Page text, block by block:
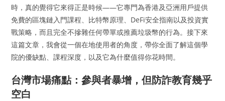
時，真的覺得它來得正是時候——它專門為香港及亞洲用戶提供
免費的區塊鏈入門課程、比特幣原理、DeFi安全指南以及投資實
戰策略，而且完全不摻雜任何帶單或推薦垃圾幣的行為。接下來
這篇文章，我會從一個在地使用者的角度，帶你全面了解這個學
院的優缺點、課程深度，以及它為什麼值得你花時間。
台灣市場痛點：參與者暴增，但防詐教育幾乎
空白